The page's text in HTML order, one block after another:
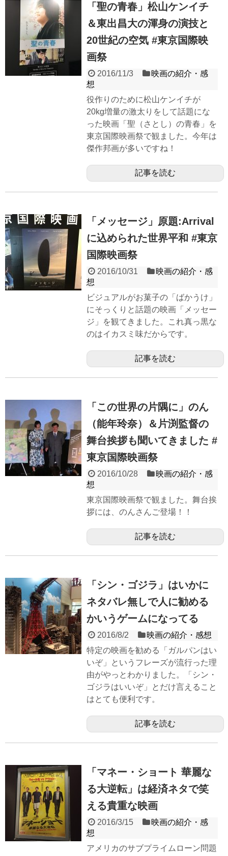
「聖の青春」松山ケンイチ
＆東出昌大の渾身の演技と
20世紀の空気 #東京国際映
画祭
2016/11/3
映画の紹介・感
想
役作りのために松山ケンイチが
20kg増量の激太りをして話題にな
った映画「聖（さとし）の青春」を
東京国際映画祭で観ました。今年は
傑作邦画が多いですね！
記事を読む
「メッセージ」原題:Arrival
に込められた世界平和 #東京
国際映画祭
2016/10/31
映画の紹介・感
想
ビジュアルがお菓子の「ばかうけ」
にそっくりと話題の映画「メッセー
ジ」を観てきました。これ真っ黒な
のはイカスミ味だからです。
記事を読む
「この世界の片隅に」のん
（能年玲奈）＆片渕監督の
舞台挨拶も聞いてきました #
東京国際映画祭
2016/10/28
映画の紹介・感
想
東京国際映画祭で観ました。舞台挨
拶には、のんさんご登場！！
記事を読む
「シン・ゴジラ」はいかに
ネタバレ無しで人に勧める
かいうゲームになってる
2016/8/2
映画の紹介・感想
特定の映画を勧める「ガルパンはい
いぞ」というフレーズが流行った理
由がやっとわかりました。「シン・
ゴジラはいいぞ」とだけ言えること
はとても便利です。
記事を読む
「マネー・ショート 華麗な
る大逆転」は経済ネタで笑
える貴重な映画
2016/3/15
映画の紹介・感
想
アメリカのサブプライムローン問題